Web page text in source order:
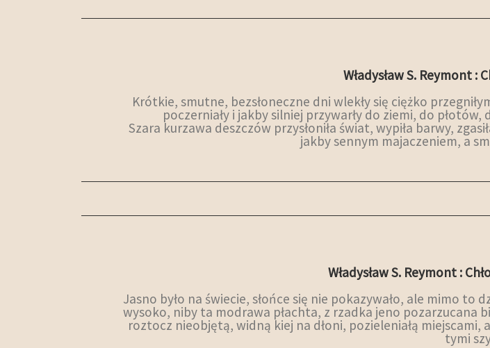
Władysław S. Reymont :
Krótkie, smutne, bezsłoneczne dni wlekły się ciężko
poczerniały i jakby silniej przywarły do ziemi, do
Szara kurzawa deszczów przysłoniła świat, wypiła barwy,
jakby sennym majaczeniem, a
Władysław S. Reymont :
Jasno było na świecie, słońce się nie pokazywało, ale mimo to
wysoko, niby ta modrawa płachta, z rzadka jeno pozarzucana
roztocz nieobjętą, widną kiej na dłoni, pozieleniałą miejscami,
tymi